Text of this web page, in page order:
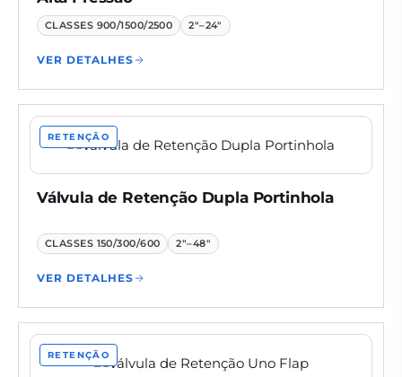
CLASSES 900/1500/2500 2"–24"
VER DETALHES
RETENÇÃO
Válvula de Retenção Dupla Portinhola
CLASSES 150/300/600 2"–48"
VER DETALHES
RETENÇÃO